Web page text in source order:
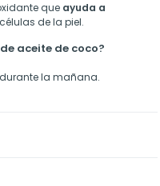
que ayuda a
de la piel.
aceite de coco?
la mañana.